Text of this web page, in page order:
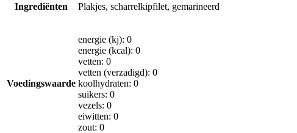
Ingrediënten Plakjes, scharrelkipfilet, gemarineerd
Voedingswaarde
energie (kj): 0
energie (kcal): 0
vetten: 0
vetten (verzadigd): 0
koolhydraten: 0
suikers: 0
vezels: 0
eiwitten: 0
zout: 0